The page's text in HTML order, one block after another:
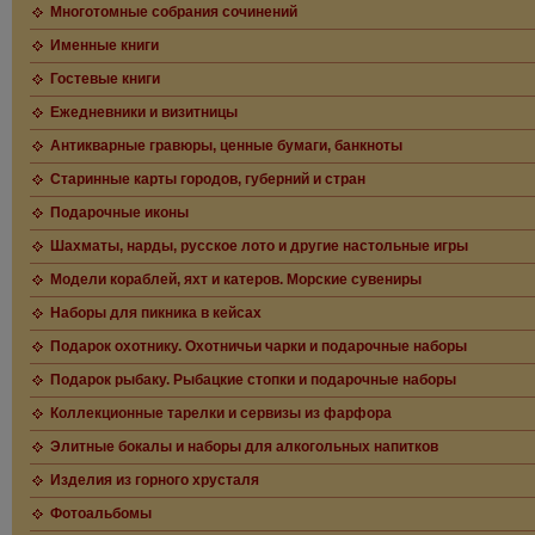
Многотомные собрания сочинений
Именные книги
Гостевые книги
Ежедневники и визитницы
Антикварные гравюры, ценные бумаги, банкноты
Старинные карты городов, губерний и стран
Подарочные иконы
Шахматы, нарды, русское лото и другие настольные игры
Модели кораблей, яхт и катеров. Морские сувениры
Наборы для пикника в кейсах
Подарок охотнику. Охотничьи чарки и подарочные наборы
Подарок рыбаку. Рыбацкие стопки и подарочные наборы
Коллекционные тарелки и сервизы из фарфора
Элитные бокалы и наборы для алкогольных напитков
Изделия из горного хрусталя
Фотоальбомы